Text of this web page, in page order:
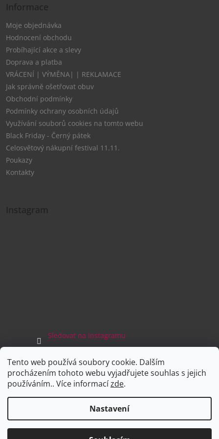
Tento web používá soubory cookie. Dalším
procházením tohoto webu vyjadřujete souhlas s jejich
používáním.. Více informacízde.
Nastavení
Informace
Moje objednávka
Hodnocení obchodu
Probíhající akce a slevy
Doprava a platba
VRÁCENÍ | VÝMĚNA| | REKLAMACE
Jak správně ošetřovat obuv
Obchodní podmínky
Podmínky ochrany osobních údajů
Využívání souborů cookies na tomto webu
Black Friday - Černý pátek
Celosvětový nákupní festival 11.11.
Poukazy
Kontakty
Instagram
Sledovat na Instagramu
Facebook
Vytvořil Shoptet